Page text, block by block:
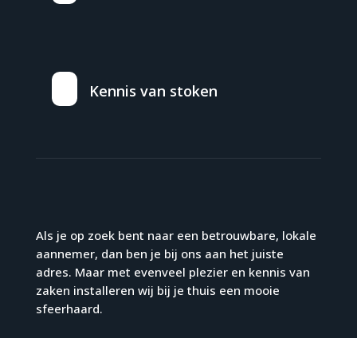
Kennis van stoken
Als je op zoek bent naar een betrouwbare, lokale
aannemer, dan ben je bij ons aan het juiste
adres. Maar met evenveel plezier en kennis van
zaken installeren wij bij je thuis een mooie
sfeerhaard.